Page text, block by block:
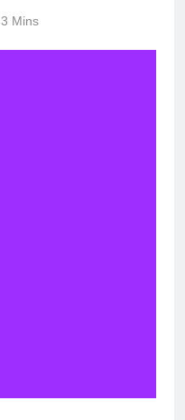
3 Mins